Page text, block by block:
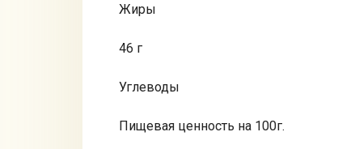
Жиры
46 г
Углеводы
Пищевая ценность на 100г.